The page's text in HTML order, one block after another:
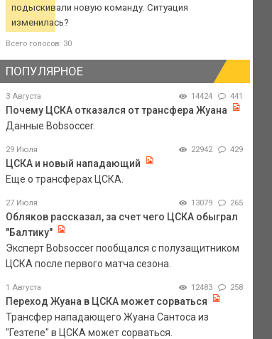
подыскивали новую команду. Ситуация
изменилась?
Всего голосов: 30
ПОПУЛЯРНОЕ
3 Августа 14424 441
Почему ЦСКА отказался от трансфера Жуана
Данные Bobsoccer.
29 Июля 22942 429
ЦСКА и новый нападающий
Еще о трансферах ЦСКА.
27 Июля 13079 265
Обляков рассказал, за счет чего ЦСКА обыграл
"Балтику"
Эксперт Bobsoccer пообщался с полузащитником
ЦСКА после первого матча сезона.
1 Августа 12483 258
Переход Жуана в ЦСКА может сорваться
Трансфер нападающего Жуана Сантоса из
"Гезтепе" в ЦСКА может сорваться.